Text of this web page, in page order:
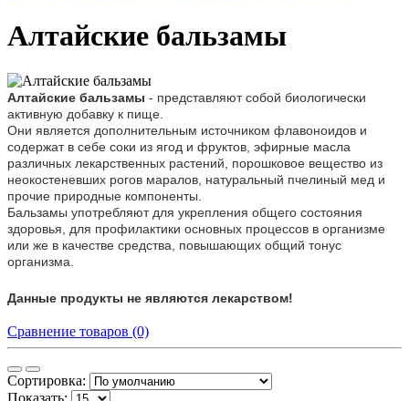
Алтайские бальзамы
Алтайские бальзамы - представляют собой биологически
активную добавку к пище.
Они является дополнительным источником флавоноидов и
содержат в себе соки из ягод и фруктов, эфирные масла
различных лекарственных растений, порошковое вещество из
неокостеневших рогов маралов, натуральный пчелиный мед и
прочие природные компоненты.
Бальзамы употребляют для укрепления общего состояния
здоровья, для профилактики основных процессов в организме
или же в качестве средства, повышающих общий тонус
организма.
Данные продукты не являются лекарством!
Сравнение товаров (0)
Сортировка: